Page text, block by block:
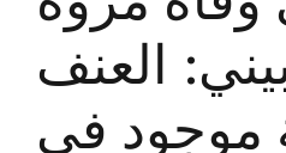
العنف
موجود في